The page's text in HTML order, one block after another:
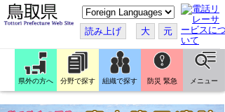
こ
の
ペ
ー
ジ
翻
訳
す
る
読み上げ 大 元
県外の方へ 分野で探す 組織で探す 防災 緊急 メニュー